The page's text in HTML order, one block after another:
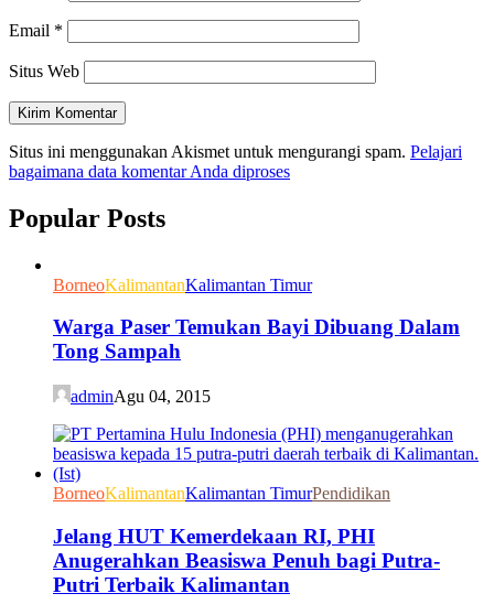
Email *
Situs Web
Situs ini menggunakan Akismet untuk mengurangi spam. Pelajari
bagaimana data komentar Anda diproses
Popular Posts
BorneoKalimantanKalimantan Timur
Warga Paser Temukan Bayi Dibuang Dalam
Tong Sampah
adminAgu 04, 2015
BorneoKalimantanKalimantan TimurPendidikan
Jelang HUT Kemerdekaan RI, PHI
Anugerahkan Beasiswa Penuh bagi Putra-
Putri Terbaik Kalimantan